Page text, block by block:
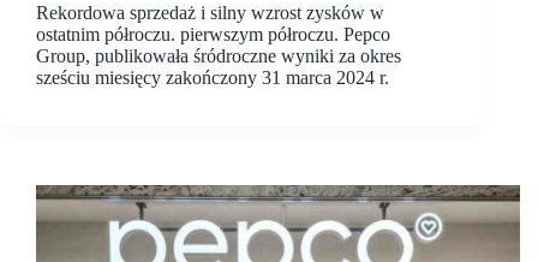
Rekordowa sprzedaż i silny wzrost zysków w
ostatnim półroczu. pierwszym półroczu. Pepco
Group, publikowała śródroczne wyniki za okres
sześciu miesięcy zakończony 31 marca 2024 r.